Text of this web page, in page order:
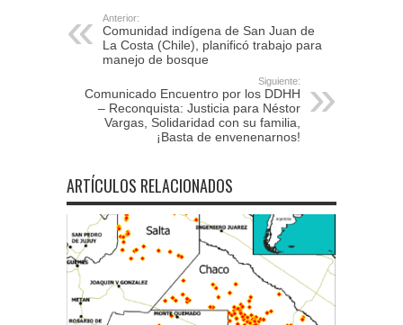
Anterior:
Comunidad indígena de San Juan de
La Costa (Chile), planificó trabajo para
manejo de bosque
Siguiente:
Comunicado Encuentro por los DDHH
– Reconquista: Justicia para Néstor
Vargas, Solidaridad con su familia,
¡Basta de envenenarnos!
ARTÍCULOS RELACIONADOS